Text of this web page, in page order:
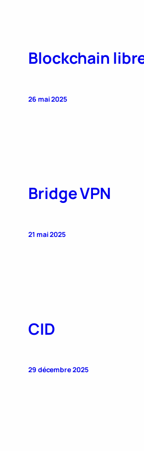
Blockchain
26 mai 2025
Bridge VPN
21 mai 2025
CID
29 décembre 2025